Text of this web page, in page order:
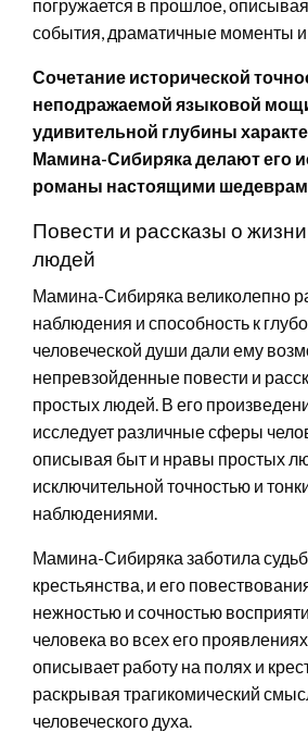
погружается в прошлое,
события, драматичные моменты
Сочетание исторической
неподражаемой языковой
удивительной глубины
Мамина-Сибиряка делают его
романы настоящими
Повести и рассказы о
людей
Мамина-Сибиряка великолепно
наблюдения и способность к
человеческой души дали ему
непревзойденные повести и
простых людей. В его
исследует различные сферы
описывая быт и нравы простых
исключительной точностью и
наблюдениями.
Мамина-Сибиряка заботила
крестьянства, и его
нежностью и сочностью
человека во всех его
описывает работу на полях и
раскрывая трагикомический
человеческого духа.